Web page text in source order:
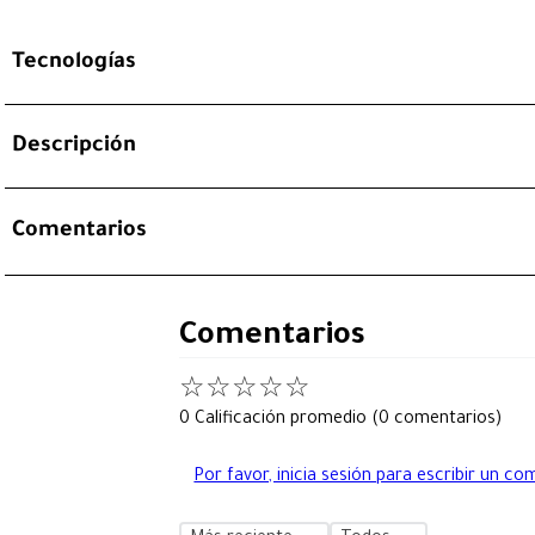
Tecnologías
Descripción
Comentarios
Comentarios
☆☆☆☆☆
0 Calificación promedio (0 comentarios)
Por favor, inicia sesión para escribir un